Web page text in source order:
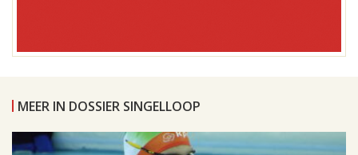
MEER IN DOSSIER SINGELLOOP